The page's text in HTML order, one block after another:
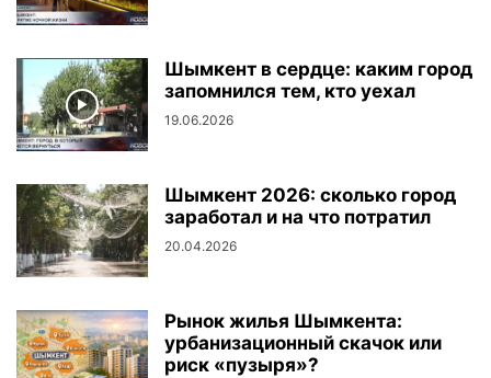
Шымкент в сердце: каким город
запомнился тем, кто уехал
19.06.2026
Шымкент 2026: сколько город
заработал и на что потратил
20.04.2026
Рынок жилья Шымкента:
урбанизационный скачок или
риск «пузыря»?